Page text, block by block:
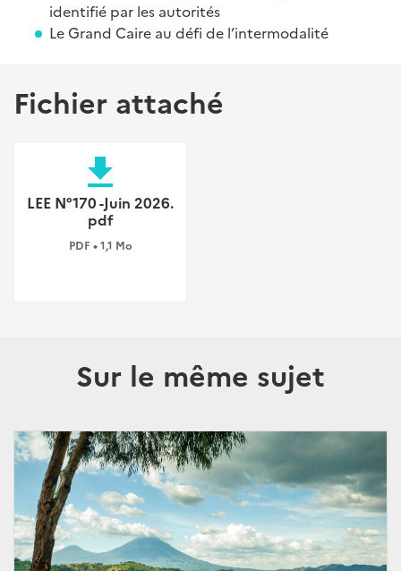
identifié par les autorités
Le Grand Caire au défi de l’intermodalité
Fichier attaché
file_download
LEE N°170 -Juin 2026.
pdf
PDF • 1,1 Mo
Sur le même sujet